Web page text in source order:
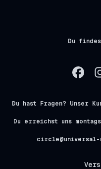
Du
Du hast Fragen? Unser
Du erreichst uns
circle@universal-